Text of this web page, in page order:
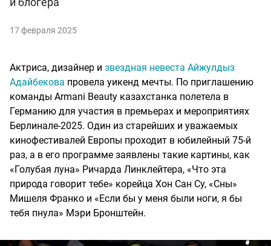
17 февраля 2025
Актриса, дизайнер и звездная невеста Айжулдыз
Адайбекова провела уикенд мечты. По приглашению
команды Armani Beauty казахстанка полетела в
Германию для участия в премьерах и мероприятиях
Берлинале-2025. Один из старейших и уважаемых
кинофестивалей Европы проходит в юбилейный 75-й
раз, а в его программе заявлены такие картины, как
«Голубая луна» Ричарда Линклейтера, «Что эта
природа говорит тебе» корейца Хон Сан Су, «Сны»
Мишеля Франко и «Если бы у меня были ноги, я бы
тебя пнула» Мэри Бронштейн.